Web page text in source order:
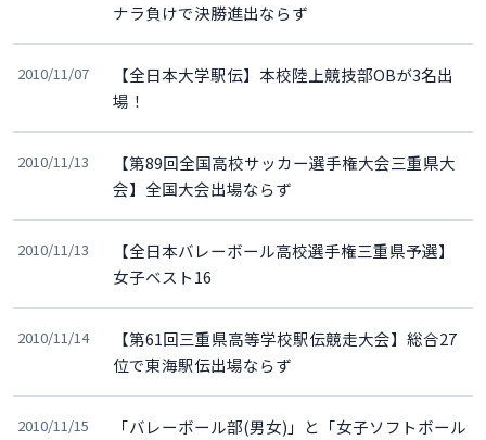
ナラ負けで決勝進出ならず
2010/11/07
【全日本大学駅伝】本校陸上競技部OBが3名出
場！
2010/11/13
【第89回全国高校サッカー選手権大会三重県大
会】全国大会出場ならず
2010/11/13
【全日本バレーボール高校選手権三重県予選】
女子ベスト16
2010/11/14
【第61回三重県高等学校駅伝競走大会】総合27
位で東海駅伝出場ならず
2010/11/15
「バレーボール部(男女)」と「女子ソフトボール